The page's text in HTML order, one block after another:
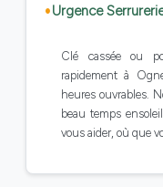
Urgence
Clé cassée ou
rapidement à
heures ouvrables.
beau temps
vous aider, où que